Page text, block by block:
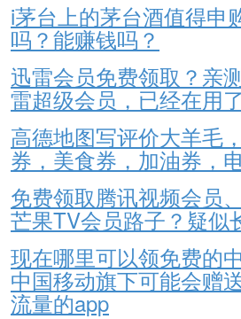
i茅台上的茅台酒值得申
吗？能赚钱吗？
迅雷会员免费领取？亲
雷超级会员，已经在用
高德地图写评价大羊毛
券，美食券，加油券，
免费领取腾讯视频会员
芒果TV会员路子？疑似
现在哪里可以领免费的
中国移动旗下可能会赠
流量的app